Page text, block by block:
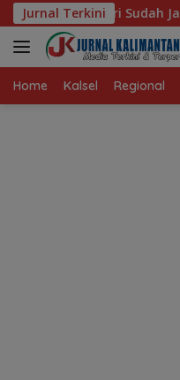
Langsung
ke
konten
Jurnal Terkini
2.751 Penerima
Home Kalsel Regional